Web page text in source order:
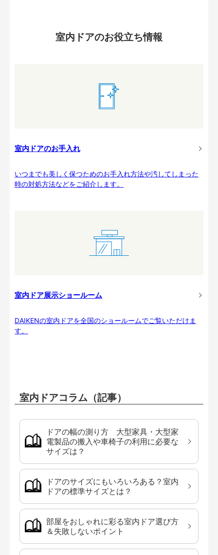
室内ドアのお役立ち情報
室内ドアのお手入れ
いつまでも美しく保つためのお手入れ方法や汚してしまった
時の対処方法などをご紹介します。
室内ドア展示ショールーム
DAIKENの室内ドアを全国のショールームでご覧いただけま
す。
室内ドアコラム（記事）
ドアの幅の測り方 大型家具・大型家
電製品の搬入や車椅子の利用に必要な
サイズは？
ドアのサイズにもいろいろある？室内
ドアの標準サイズとは？
部屋をおしゃれに彩る室内ドア選び方
＆失敗しないポイント